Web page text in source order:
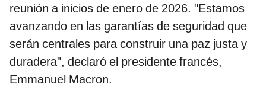
reunión a inicios de enero de 2026. "Estamos
avanzando en las garantías de seguridad que
serán centrales para construir una paz justa y
duradera", declaró el presidente francés,
Emmanuel Macron.